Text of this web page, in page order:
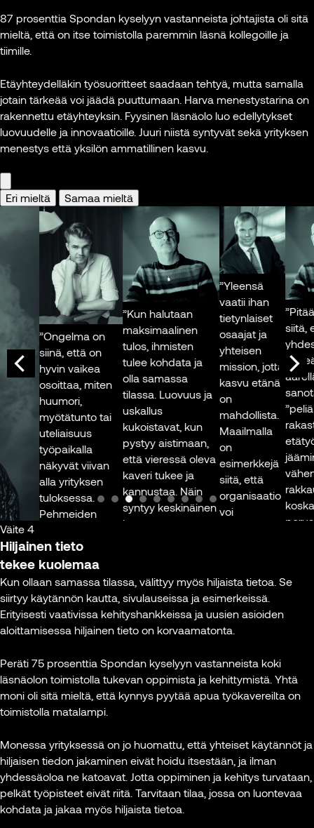
Ilman
säännöllisiä
selvitään kyllä
työtehtävistä,
mutta
yhteisöllisyys,
yhteenkuuluvuus
oivallukset jäävät
helposti
puuttumaan. Ne
syntyvät usein
kahvikoneella,
lounaalla tai
pienissä arjen
hetkissä
toimistolla.”
Marcus Reijonen
HR-johtaja,
Sponda
Kuva: Sponda
tietokirjailija,
puhuja
Mikkonen
aikana
Se
on
Asset
Kuva:
87 prosenttia Spondan kyselyyn vastanneista johtajista oli sitä
mieltä, että on itse toimistolla paremmin läsnä kollegoille ja
tiimille.
Etäyhteydelläkin työsuoritteet saadaan tehtyä, mutta samalla
jotain tärkeää voi jäädä puuttumaan. Harva menestystarina on
rakennettu etäyhteyksin. Fyysinen läsnäolo luo edellytykset
luovuudelle ja innovaatioille. Juuri niistä syntyvät sekä yrityksen
menestys että yksilön ammatillinen kasvu.
Eri mieltä Samaa mieltä
”Ongelma on
siinä, että on
hyvin vaikea
osoittaa, miten
huumori,
myötätunto tai
uteliaisuus
työpaikalla
näkyvät viivan
alla yrityksen
tuloksessa.
Pehmeiden
taitojen ja
inhimillisen
kanssakäymisen
arvoa on todella
vaikea mitata
ainakaan
välittömästi.
yrityksiä
satsaamaan
kaikesta
huolimatta
Perttu Pölönen
Futuristi,
tietokirjailija,
puhuja
”Kun halutaan
maksimaalinen
tulos, ihmisten
tulee kohdata ja
olla samassa
tilassa. Luovuus ja
uskallus
kukoistavat, kun
pystyy aistimaan,
että vieressä oleva
kaveri tukee ja
kannustaa. Näin
syntyy keskinäinen
luottamus.
itseluottamuksesta
ja se on tunne,
jonka kokee vain
toisen ihmisen
tilassa. Silloin
syntyy maailman
upeimpia juttuja.”
Valmentaja
Kuva: Mikko Stig,
Lehtikuva
”Yleensä
vaatii ihan
tietynlaiset
osaajat ja
yhteisen
mission, jotta
kasvu etänä
on
mahdollista.
Maailmalla
on
esimerkkejä
siitä, että
organisaatio
voi
noissa
esimerkeissä
koko firma
on
ajatukselle,
saadaan
osaajat
ympäri
maailmaa.
”Pitää
siitä,
äärellä.
”peliä
koska
auttaa
olla
jakaa
kanssa
Väite 4
Hiljainen tieto
tekee kuolemaa
Kun ollaan samassa tilassa, välittyy myös hiljaista tietoa. Se
siirtyy käytännön kautta, sivulauseissa ja esimerkeissä.
Erityisesti vaativissa kehityshankkeissa ja uusien asioiden
aloittamisessa hiljainen tieto on korvaamatonta.
Peräti 75 prosenttia Spondan kyselyyn vastanneista koki
läsnäolon toimistolla tukevan oppimista ja kehittymistä. Yhtä
moni oli sitä mieltä, että kynnys pyytää apua työkavereilta on
toimistolla matalampi.
Monessa yrityksessä on jo huomattu, että yhteiset käytännöt ja
hiljaisen tiedon jakaminen eivät hoidu itsestään, ja ilman
yhdessäoloa ne katoavat. Jotta oppiminen ja kehitys turvataan,
pelkät työpisteet eivät riitä. Tarvitaan tilaa, jossa on luontevaa
kohdata ja jakaa myös hiljaista tietoa.